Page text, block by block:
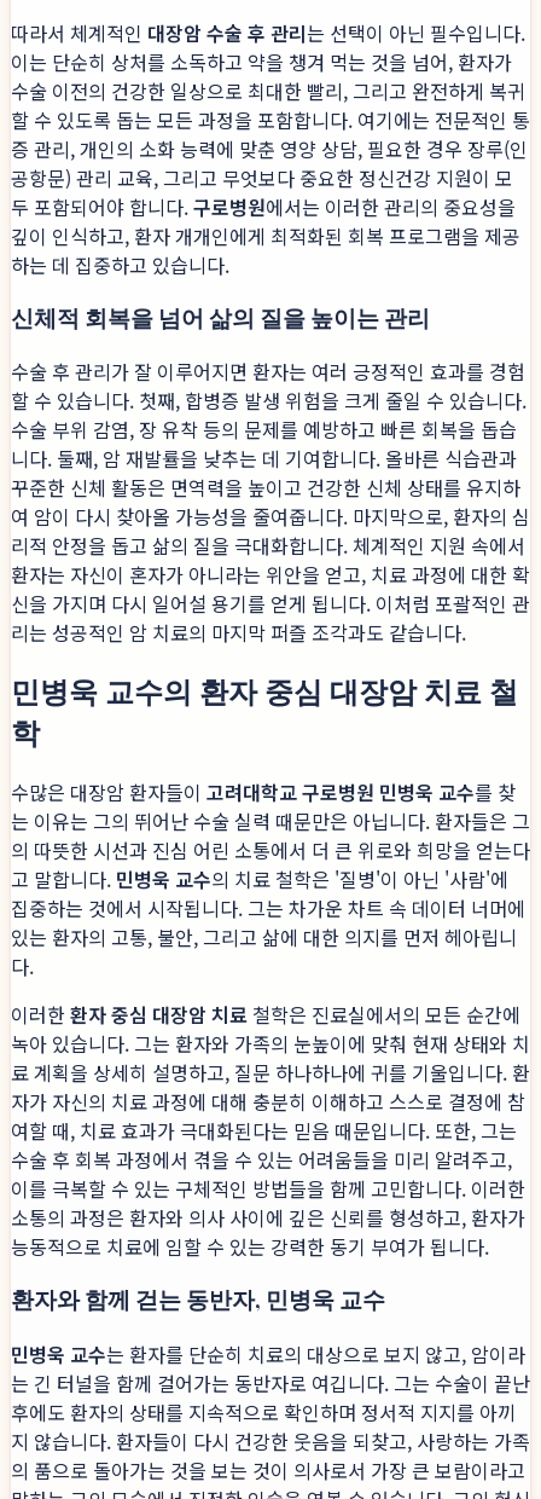
따라서 체계적인 대장암 수술 후 관리는 선택이 아닌 필수입니다.
이는 단순히 상처를 소독하고 약을 챙겨 먹는 것을 넘어, 환자가
수술 이전의 건강한 일상으로 최대한 빨리, 그리고 완전하게 복귀
할 수 있도록 돕는 모든 과정을 포함합니다. 여기에는 전문적인 통
증 관리, 개인의 소화 능력에 맞춘 영양 상담, 필요한 경우 장루(인
공항문) 관리 교육, 그리고 무엇보다 중요한 정신건강 지원이 모
두 포함되어야 합니다.구로병원에서는 이러한 관리의 중요성을
깊이 인식하고, 환자 개개인에게 최적화된 회복 프로그램을 제공
하는 데 집중하고 있습니다.
신체적 회복을 넘어 삶의 질을 높이는 관리
수술 후 관리가 잘 이루어지면 환자는 여러 긍정적인 효과를 경험
할 수 있습니다. 첫째, 합병증 발생 위험을 크게 줄일 수 있습니다.
수술 부위 감염, 장 유착 등의 문제를 예방하고 빠른 회복을 돕습
니다. 둘째, 암 재발률을 낮추는 데 기여합니다. 올바른 식습관과
꾸준한 신체 활동은 면역력을 높이고 건강한 신체 상태를 유지하
여 암이 다시 찾아올 가능성을 줄여줍니다. 마지막으로, 환자의 심
리적 안정을 돕고 삶의 질을 극대화합니다. 체계적인 지원 속에서
환자는 자신이 혼자가 아니라는 위안을 얻고, 치료 과정에 대한 확
신을 가지며 다시 일어설 용기를 얻게 됩니다. 이처럼 포괄적인 관
리는 성공적인 암 치료의 마지막 퍼즐 조각과도 같습니다.
민병욱 교수의 환자 중심 대장암 치료 철
학
수많은 대장암 환자들이 고려대학교 구로병원 민병욱 교수를 찾
는 이유는 그의 뛰어난 수술 실력 때문만은 아닙니다. 환자들은 그
의 따뜻한 시선과 진심 어린 소통에서 더 큰 위로와 희망을 얻는다
고 말합니다. 민병욱 교수의 치료 철학은 '질병'이 아닌 '사람'에
집중하는 것에서 시작됩니다. 그는 차가운 차트 속 데이터 너머에
있는 환자의 고통, 불안, 그리고 삶에 대한 의지를 먼저 헤아립니
다.
이러한환자 중심 대장암 치료 철학은 진료실에서의 모든 순간에
녹아 있습니다. 그는 환자와 가족의 눈높이에 맞춰 현재 상태와 치
료 계획을 상세히 설명하고, 질문 하나하나에 귀를 기울입니다. 환
자가 자신의 치료 과정에 대해 충분히 이해하고 스스로 결정에 참
여할 때, 치료 효과가 극대화된다는 믿음 때문입니다. 또한, 그는
수술 후 회복 과정에서 겪을 수 있는 어려움들을 미리 알려주고,
이를 극복할 수 있는 구체적인 방법들을 함께 고민합니다. 이러한
소통의 과정은 환자와 의사 사이에 깊은 신뢰를 형성하고, 환자가
능동적으로 치료에 임할 수 있는 강력한 동기 부여가 됩니다.
환자와 함께 걷는 동반자, 민병욱 교수
민병욱 교수는 환자를 단순히 치료의 대상으로 보지 않고, 암이라
는 긴 터널을 함께 걸어가는 동반자로 여깁니다. 그는 수술이 끝난
후에도 환자의 상태를 지속적으로 확인하며 정서적 지지를 아끼
지 않습니다. 환자들이 다시 건강한 웃음을 되찾고, 사랑하는 가족
의 품으로 돌아가는 것을 보는 것이 의사로서 가장 큰 보람이라고